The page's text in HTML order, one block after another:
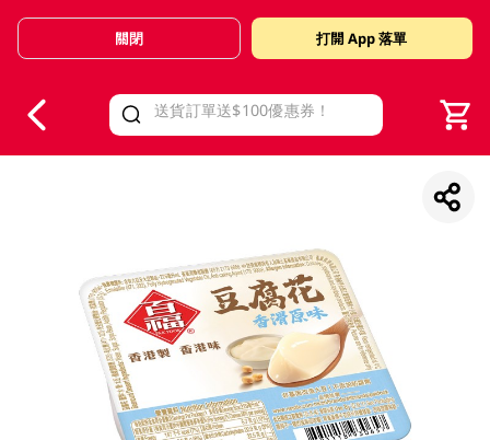
Valid Until 30 June 2026
關閉 打開 App 落單